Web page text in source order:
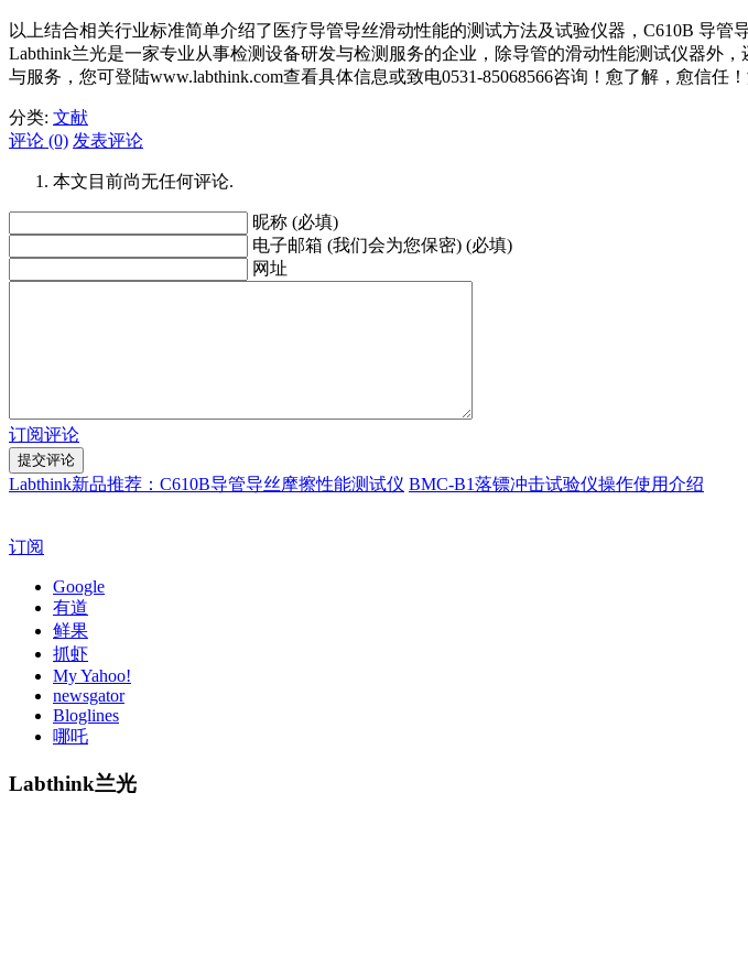
以上结合相关行业标准简单介绍了医疗导管导丝滑动性能的测试方法及试验仪器，C610B 导
Labthink兰光是一家专业从事检测设备研发与检测服务的企业，除导管的滑动性能测试仪器外
与服务，您可登陆www.labthink.com查看具体信息或致电0531-85068566咨询！愈了解，愈信
分类: 文献
评论 (0) 发表评论
本文目前尚无任何评论.
昵称 (必填)
电子邮箱 (我们会为您保密) (必填)
网址
订阅评论
Labthink新品推荐：C610B导管导丝摩擦性能测试仪 BMC-B1落镖冲击试验仪操作使用介绍
订阅
Google
有道
鲜果
抓虾
My Yahoo!
newsgator
Bloglines
哪吒
Labthink兰光